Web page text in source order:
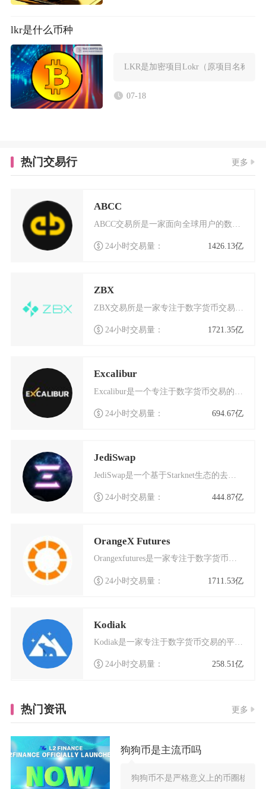
lkr是什么币种
LKR是加密项目Lokr（原项目名称
07-18
热门交易行 更多
ABCC
24小时交易量： 1426.13亿
ZBX
24小时交易量： 1721.35亿
Excalibur
24小时交易量： 694.67亿
JediSwap
JediSwap是一个基于Starknet生态的去中心化数字货币交易平台，它采用了完全由社
24小时交易量： 444.87亿
OrangeX Futures
Orangexfutures是一家专注于数字货币交易的创新平台，致力于为用户提供安全、高效
24小时交易量： 1711.53亿
Kodiak
Kodiak是一家专注于数字货币交易的平台，近年来在加密货币领域逐渐崭露头角。这个交易平台
24小时交易量： 258.51亿
热门资讯 更多
狗狗币是主流币吗
狗狗币不是严格意义上的币圈核心